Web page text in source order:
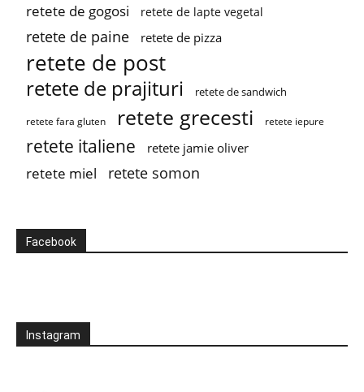
retete de gogosi retete de lapte vegetal
retete de paine retete de pizza
retete de post
retete de prajituri retete de sandwich
retete fara gluten retete grecesti retete iepure
retete italiene retete jamie oliver
retete miel retete somon
Facebook
Instagram